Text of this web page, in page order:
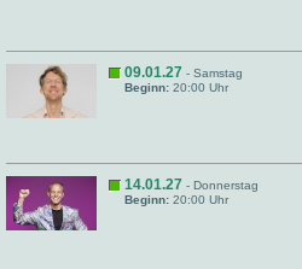
09.01.27 - Samstag
Beginn: 20:00 Uhr
14.01.27 - Donnerstag
Beginn: 20:00 Uhr